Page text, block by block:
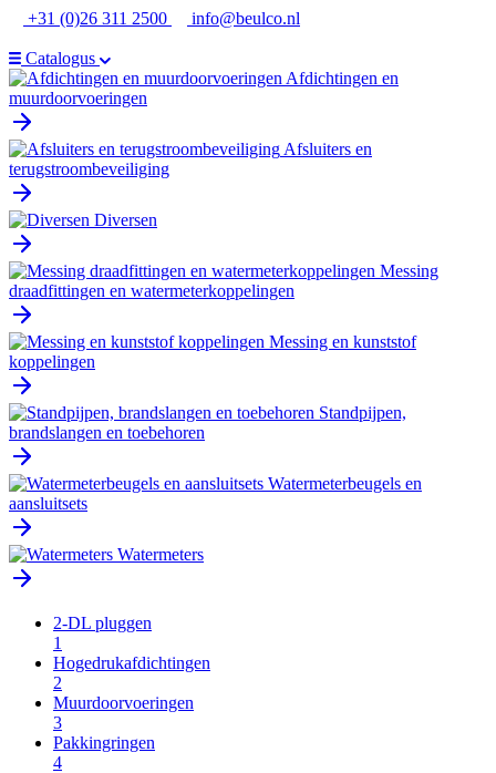
Ga
de
inhoud
+31 (0)26 311 2500 info@beulco.nl
Catalogus
Afdichtingen en
muurdoorvoeringen
Afsluiters en
terugstroombeveiliging
Diversen
Messing
draadfittingen en watermeterkoppelingen
Messing en kunststof
koppelingen
Standpijpen,
brandslangen en toebehoren
Watermeterbeugels en
aansluitsets
Watermeters
2-DL pluggen
1
Hogedrukafdichtingen
2
Muurdoorvoeringen
3
Pakkingringen
4